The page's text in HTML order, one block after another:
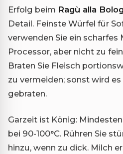
Erfolg beim Ragù alla
Detail. Feinste Würfel für
verwenden Sie ein scharfes
Processor, aber nicht zu
Braten Sie Fleisch
zu vermeiden; sonst wird
gebraten.
Garzeit ist König:
bei 90-100°C. Rühren Sie
hinzu, wenn zu dick. Milch